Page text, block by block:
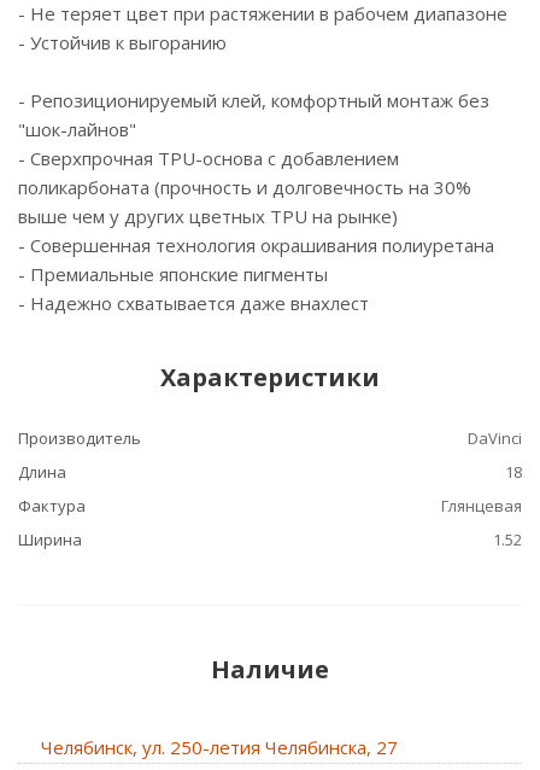
- Не теряет цвет при растяжении в рабочем диапазоне
- Устойчив к выгоранию
- Репозиционируемый клей, комфортный монтаж без
"шок-лайнов"
- Сверхпрочная TPU-основа с добавлением
поликарбоната (прочность и долговечность на 30%
выше чем у других цветных TPU на рынке)
- Cовершенная технология окрашивания полиуретана
- Премиальные японские пигменты
- Надежно схватывается даже внахлест
Характеристики
Производитель
DaVinci
Длина
18
Фактура
Глянцевая
Ширина
1.52
Наличие
Челябинск, ул. 250-летия Челябинска, 27